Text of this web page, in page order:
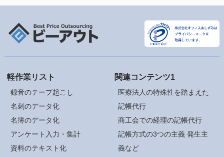
軽作業リスト
録音のテープ起こし
名刺のデータ化
名簿のデータ化
アンケート入力・集計
資料のテキスト化
関連コンテンツ1
医療法人の特殊性を踏まえた
記帳代行
商工会での経理の記帳代行
記帳方式の3つの主義 発生主
義など